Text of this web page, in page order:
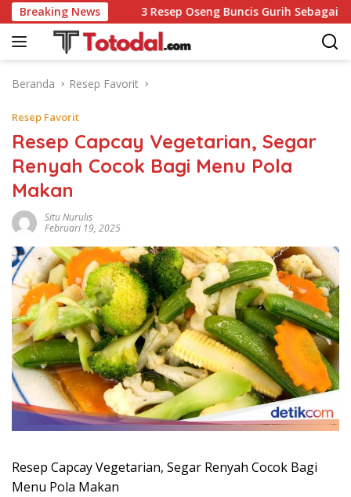
Langsung
ke
konten
Breaking News
Gurih 3 Resep Oseng Buncis Gurih Sebagai Lauk,
Beranda Resep Favorit
Resep Favorit
Resep Capcay Vegetarian, Segar
Renyah Cocok Bagi Menu Pola
Makan
Situ Nurulis
Februari 19, 2025
Resep Capcay Vegetarian, Segar Renyah Cocok Bagi
Menu Pola Makan